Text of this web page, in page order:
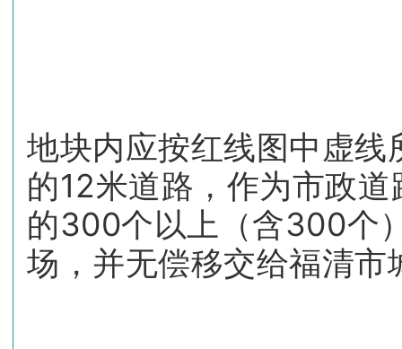
地块内应按红线图中虚
的12米道路，作为市政
的300个以上（含300个
场，并无偿移交给福清